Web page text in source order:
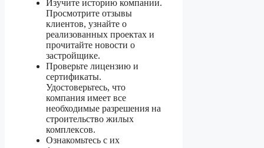
Изучите историю компании.
Просмотрите отзывы
клиентов, узнайте о
реализованных проектах и
прочитайте новости о
застройщике.
Проверьте лицензию и
сертификаты.
Удостоверьтесь, что
компания имеет все
необходимые разрешения на
строительство жилых
комплексов.
Ознакомьтесь с их